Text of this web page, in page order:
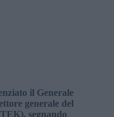
il Generale
generale del
segnando